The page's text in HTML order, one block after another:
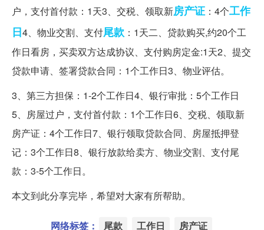
户，支付首付款：1天3、交税、领取新房产证 ：4个工作
日4、物业交割、支付尾款 ：1天二、贷款购买,约20个工
作日看房，买卖双方达成协议、支付购房定金:1天2、提交
贷款申请、签署贷款合同：1个工作日3、物业评估。
3、第三方担保：1-2个工作日4、银行审批：5个工作日
5、房屋过户，支付首付款：1个工作日6、交税、领取新
房产证：4个工作日7、银行领取贷款合同、房屋抵押登
记：3个工作日8、银行放款给卖方、物业交割、支付尾
款：3-5个工作日。
本文到此分享完毕，希望对大家有所帮助。
网络标签： 尾款 工作日 房产证